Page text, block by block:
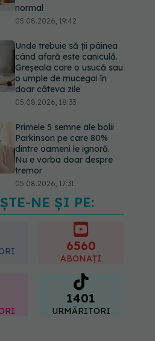
normal
05.08.2026, 19:42
Unde trebuie să ții pâinea
când afară este caniculă.
Greșeala care o usucă sau
o umple de mucegai în
doar câteva zile
05.08.2026, 18:33
Primele 5 semne ale bolii
Parkinson pe care 80%
dintre oameni le ignoră.
Nu e vorba doar despre
tremor
05.08.2026, 17:31
Gabriela Cristea, manifest
pentru respect și
acceptare: Corpul
fiecăruia spune o poveste
05.08.2026, 21:23
NE ȘI PE:
6560
ABONAȚI
1401
URMĂRITORI